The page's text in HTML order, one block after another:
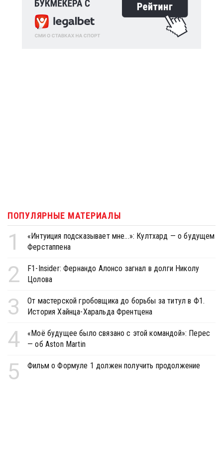
ПОПУЛЯРНЫЕ МАТЕРИАЛЫ
1
«Интуиция подсказывает мне...»: Култхард — о будущем
Ферстаппена
2
F1-Insider: Фернандо Алонсо загнал в долги Николу
Цолова
3
От мастерской гробовщика до борьбы за титул в Ф1.
История Хайнца-Харальда Френтцена
4
«Моё будущее было связано с этой командой»: Перес
— об Aston Martin
5 Фильм о Формуле 1 должен получить продолжение